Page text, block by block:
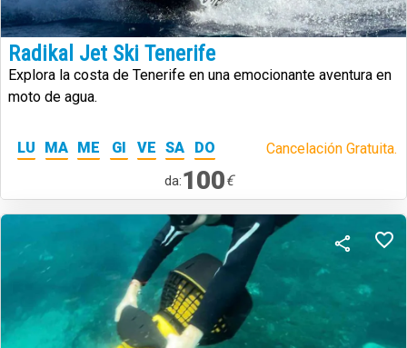
Radikal Jet Ski Tenerife
Explora la costa de Tenerife en una emocionante aventura en
moto de agua.
LU MA ME GI VE SA DO Cancelación Gratuita.
da:100€